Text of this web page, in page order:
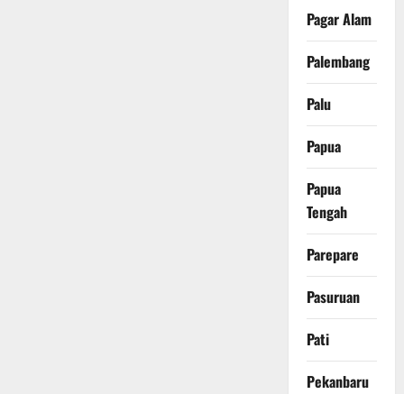
Pagar Alam
Palembang
Palu
Papua
Papua
Tengah
Parepare
Pasuruan
Pati
Pekanbaru